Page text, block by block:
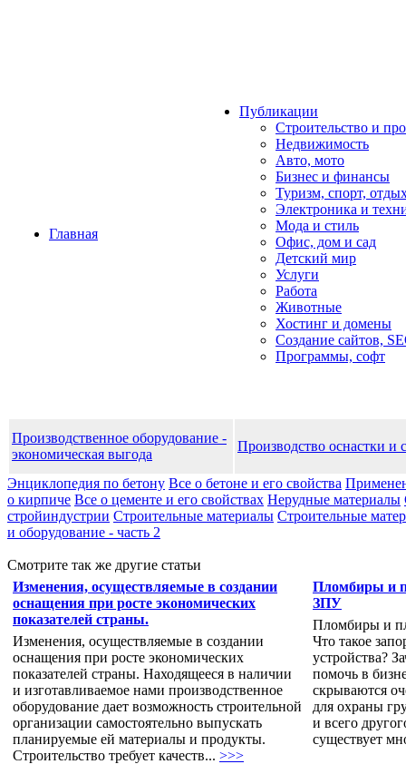
Главная
Публикации
Строительство и
Недвижимость
Авто, мото
Бизнес и финансы
Туризм, спорт,
Электроника и
Мода и стиль
Офис, дом и cад
Детский мир
Услуги
Работа
Животные
Хостинг и домены
Создание сайтов,
Программы, софт
Производственное оборудование -
экономическая выгода
Производство оснастки и
Энциклопедия по бетону Все о бетоне и его свойства
о кирпиче Все о цементе и его свойствах Нерудные материалы
стройиндустрии Строительные материалы Строительные
и оборудование - часть 2
Смотрите так же другие статьи
Изменения, осуществляемые в создании
оснащения при росте экономических
показателей страны.
Изменения, осуществляемые в создании
оснащения при росте экономических
показателей страны. Находящееся в наличии
и изготавливаемое нами производственное
оборудование дает возможность строительной
организации самостоятельно выпускать
планируемые ей материалы и продукты.
Строительство требует качеств... >>>
Пломбиры и
ЗПУ
Пломбиры и
Что такое
устройства?
помочь в
скрываются
для охраны
и всего
существует